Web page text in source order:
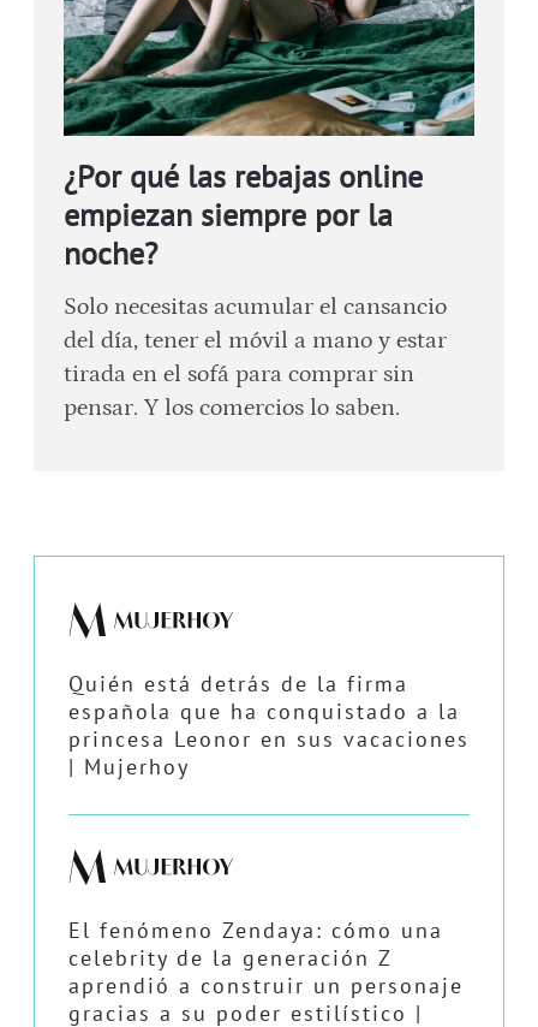
¿Por qué las rebajas online
empiezan siempre por la
noche?
Solo necesitas acumular el cansancio
del día, tener el móvil a mano y estar
tirada en el sofá para comprar sin
pensar. Y los comercios lo saben.
Quién está detrás de la firma
española que ha conquistado a la
princesa Leonor en sus vacaciones
| Mujerhoy
El fenómeno Zendaya: cómo una
celebrity de la generación Z
aprendió a construir un personaje
gracias a su poder estilístico |